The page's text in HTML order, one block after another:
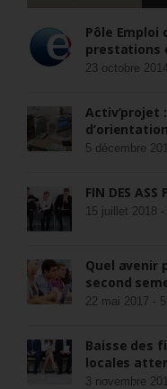
Pôle Emploi
prestations
23 octobre
Activ’projet
5 décembre
FIN DES ASS
15 juillet 2018 -
Quel avenir
second
22 mai 2017 -
Baisse des
locales
3 novembre